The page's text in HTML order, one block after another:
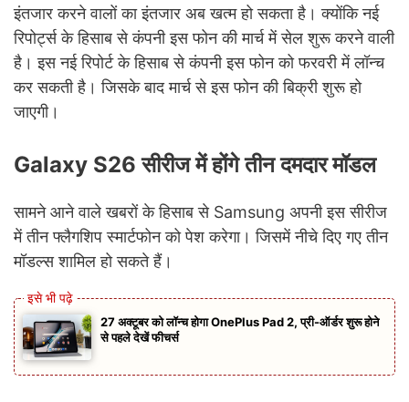
इंतजार करने वालों का इंतजार अब खत्म हो सकता है। क्योंकि नई
रिपोर्ट्स के हिसाब से कंपनी इस फोन की मार्च में सेल शुरू करने वाली
है। इस नई रिपोर्ट के हिसाब से कंपनी इस फोन को फरवरी में लॉन्च
कर सकती है। जिसके बाद मार्च से इस फोन की बिक्री शुरू हो
जाएगी।
Galaxy S26 सीरीज में होंगे तीन दमदार मॉडल
सामने आने वाले खबरों के हिसाब से Samsung अपनी इस सीरीज
में तीन फ्लैगशिप स्मार्टफोन को पेश करेगा। जिसमें नीचे दिए गए तीन
मॉडल्स शामिल हो सकते हैं।
27 अक्टूबर को लॉन्च होगा OnePlus Pad 2, प्री-ऑर्डर शुरू होने
से पहले देखें फीचर्स